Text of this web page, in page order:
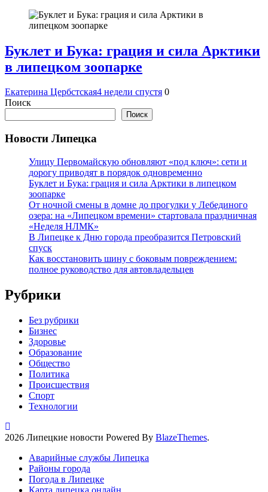
Буклет и Бука: грация и сила Арктики
в липецком зоопарке
Екатерина Цербстская4 недели спустя 0
Поиск
Поиск
Новости Липецка
Улицу Первомайскую обновляют «под ключ»: сети и
дорогу приводят в порядок одновременно
Буклет и Бука: грация и сила Арктики в липецком
зоопарке
От ночной смены в домне до прогулки у Лебединого
озера: на «Липецком времени» стартовала праздничная
«Неделя НЛМК»
В Липецке к Дню города преобразится Петровский
спуск
Как восстановить шину с боковым повреждением:
полное руководство для автовладельцев
Рубрики
Без рубрики
Бизнес
Здоровье
Образование
Общество
Политика
Происшествия
Спорт
Технологии
2026 Липецкие новости Powered By BlazeThemes.
Аварийные службы Липецка
Районы города
Погода в Липецке
Карта липецка онлайн